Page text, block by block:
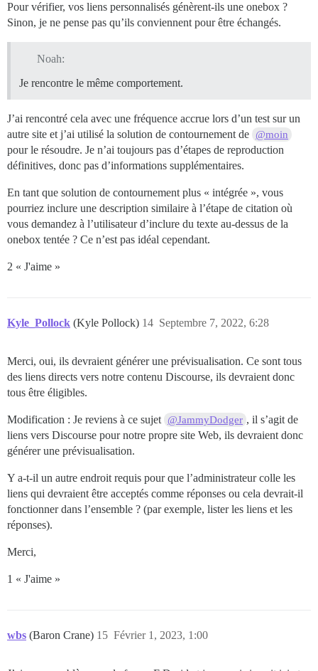
Pour vérifier, vos liens personnalisés génèrent-ils une onebox ?
Sinon, je ne pense pas qu’ils conviennent pour être échangés.
Noah:
Je rencontre le même comportement.
J’ai rencontré cela avec une fréquence accrue lors d’un test sur un
autre site et j’ai utilisé la solution de contournement de @moin
pour le résoudre. Je n’ai toujours pas d’étapes de reproduction
définitives, donc pas d’informations supplémentaires.
En tant que solution de contournement plus « intégrée », vous
pourriez inclure une description similaire à l’étape de citation où
vous demandez à l’utilisateur d’inclure du texte au-dessus de la
onebox tentée ? Ce n’est pas idéal cependant.
2 « J'aime »
Kyle_Pollock (Kyle Pollock) Septembre 7, 2022, 6:28
14
Merci, oui, ils devraient générer une prévisualisation. Ce sont tous
des liens directs vers notre contenu Discourse, ils devraient donc
tous être éligibles.
Modification : Je reviens à ce sujet @JammyDodger , il s’agit de
liens vers Discourse pour notre propre site Web, ils devraient donc
générer une prévisualisation.
Y a-t-il un autre endroit requis pour que l’administrateur colle les
liens qui devraient être acceptés comme réponses ou cela devrait-il
fonctionner dans l’ensemble ? (par exemple, lister les liens et les
réponses).
Merci,
1 « J'aime »
wbs (Baron Crane) Février 1, 2023, 1:00
15